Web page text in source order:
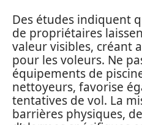
Des études indiquent
de propriétaires
valeur visibles, créant
pour les voleurs. Ne
équipements de
nettoyeurs, favorise
tentatives de vol. La
barrières physiques,